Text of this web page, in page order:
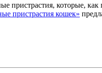
пристрастия, которые,
пристрастия кошек»